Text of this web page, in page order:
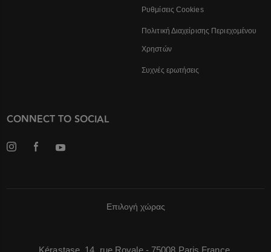
Ρυθμίσεις Cookies
Πολιτική Διαχείρισης Περιεχομένου
Χρηστών
Συχνές ερωτήσεις
CONNECT TO SOCIAL
Επιλογή χώρας
Kérastase, 14, rue Royale - 75008 Paris France,